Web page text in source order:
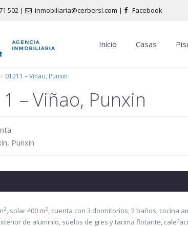
502 | inmobiliaria@cerbersl.com | Facebook
Inicio Casas
01211 – Viñao, Punxin
– Viñao, Punxin
Punxin
2, solar 400 m2, cuenta con 3 dormitorios, 2 baños, cocina
de aluminio, suelos de gres y tarima flotante,